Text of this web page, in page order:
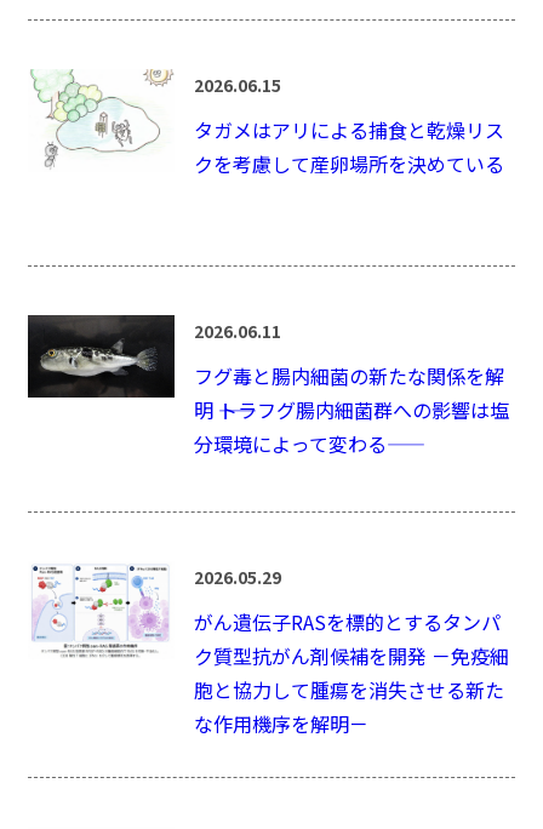
2026.06.15
タガメはアリによる捕食と乾燥リス
クを考慮して産卵場所を決めている
2026.06.11
フグ毒と腸内細菌の新たな関係を解
明 ――トラフグ腸内細菌群への影響は塩
分環境によって変わる――
2026.05.29
がん遺伝子RASを標的とするタンパ
ク質型抗がん剤候補を開発 －免疫細
胞と協力して腫瘍を消失させる新た
な作用機序を解明－